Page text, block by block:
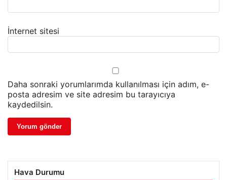
İnternet sitesi
Daha sonraki yorumlarımda kullanılması için adım, e-
posta adresim ve site adresim bu tarayıcıya
kaydedilsin.
Hava Durumu